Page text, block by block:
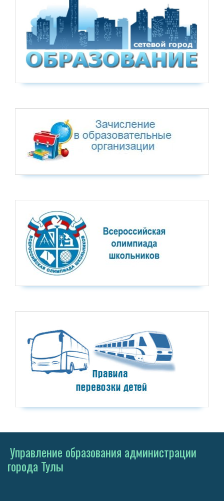
Управление образования администрации
города Тулы